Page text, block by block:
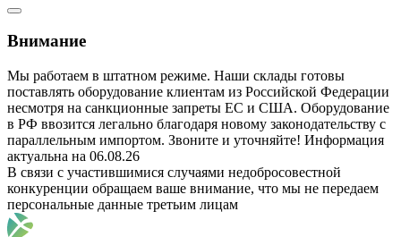
Внимание
Мы работаем в штатном режиме. Наши склады готовы
поставлять оборудование клиентам из Российской Федерации
несмотря на санкционные запреты ЕС и США. Оборудование
в РФ ввозится легально благодаря новому законодательству с
параллельным импортом. Звоните и уточняйте! Информация
актуальна на 06.08.26
В связи с участившимися случаями недобросовестной
конкуренции обращаем ваше внимание, что мы не передаем
персональные данные третьим лицам